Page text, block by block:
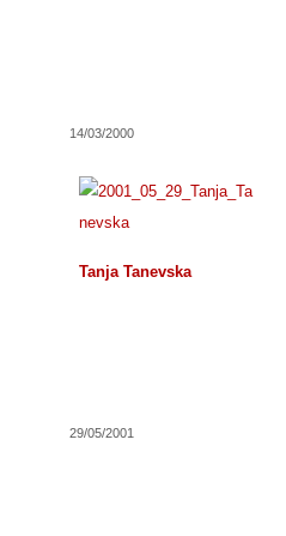
14/03/2000
Tanja Tanevska
29/05/2001